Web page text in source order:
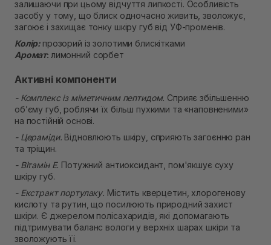
Самовивіз м. Рівне, вул. Кулика і Гудачека 23 (ТЦ
Екватор)
Немає в наявності!
залишаючи при цьому відчуття липкості. Особливість
засобу у тому, що блиск одночасно живить, зволожує,
загоює і захищає тонку шкіру губ від УФ-променів.
Колір: прозорий із золотими блискітками
Аромат: лимонний сорбет
Активні компоненти
- Комплекс із міметичним пептидом. Сприяє збільшенню
об’єму губ, роблячи їх більш пухкими та «наповненими»
на постійній основі.
- Цераміди. Відновлюють шкіру, сприяють загоєнню ран
та тріщин.
- Вітамін Е. Потужний антиоксидант, пом'якшує суху
шкіру губ.
- Екстракт портулаку. Містить кверцетин, хлорогенову
кислоту та рутин, що посилюють природний захист
шкіри. Є джерелом полісахаридів, які допомагають
підтримувати баланс вологи у верхніх шарах шкіри та
зволожують її.